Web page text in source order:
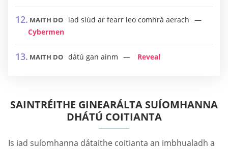
MAITH DO
iad siúd ar fearr leo comhrá aerach
Cybermen
MAITH DO dátú gan ainm Reveal
SAINTRÉITHE GINEARÁLTA SUÍOMHANNA
DHÁTÚ COITIANTA
Is iad suíomhanna dátaithe coitianta an imbhualadh a